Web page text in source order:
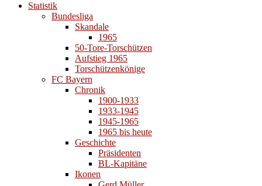
Statistik
Bundesliga
Skandale
1965
50-Tore-Torschützen
Aufstieg 1965
Torschützenkönige
FC Bayern
Chronik
1900-1933
1933-1945
1945-1965
1965 bis heute
Geschichte
Präsidenten
BL-Kapitäne
Ikonen